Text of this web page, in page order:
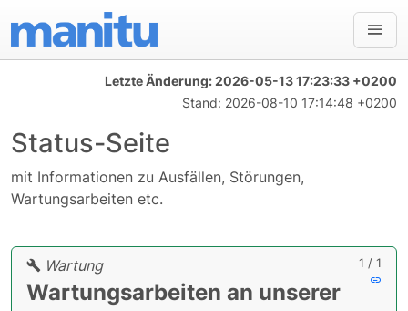
Letzte Änderung:2026-05-13 17:23:33 +0200
Stand: 2026-08-10 17:14:48 +0200
Status-Seite
mit Informationen zu Ausfällen, Störungen,
Wartungsarbeiten etc.
1 / 1
Wartung
Wartungsarbeiten an unserer